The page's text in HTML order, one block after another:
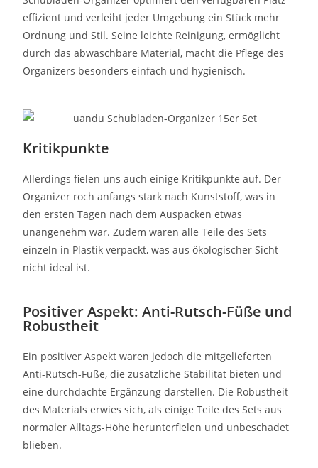
effizient und verleiht jeder Umgebung ein Stück mehr
Ordnung und Stil. Seine leichte Reinigung, ermöglicht
durch das abwaschbare Material, macht die Pflege des
Organizers besonders einfach und hygienisch.
Kritikpunkte
Allerdings fielen uns auch einige Kritikpunkte auf. Der
Organizer roch anfangs stark nach Kunststoff, was in
den ersten Tagen nach dem Auspacken etwas
unangenehm war. Zudem waren alle Teile des Sets
einzeln in Plastik verpackt, was aus ökologischer Sicht
nicht ideal ist.
Positiver Aspekt: Anti-Rutsch-Füße und
Robustheit
Ein positiver Aspekt waren jedoch die mitgelieferten
Anti-Rutsch-Füße, die zusätzliche Stabilität bieten und
eine durchdachte Ergänzung darstellen. Die Robustheit
des Materials erwies sich, als einige Teile des Sets aus
normaler Alltags-Höhe herunterfielen und unbeschadet
blieben.